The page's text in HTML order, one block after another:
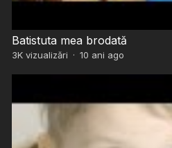
Batistuta mea brodată
3Kvizualizări · 10 ani ago